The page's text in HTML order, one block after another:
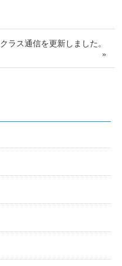
クラス通信を更新しました。
»